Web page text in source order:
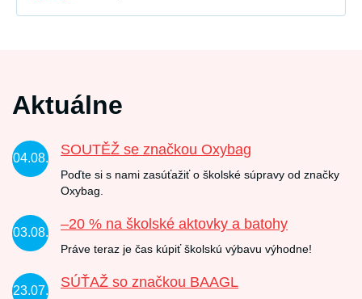
Aktuálne
04.08.
SOUTĚŽ se značkou Oxybag
Poďte si s nami zasúťažiť o školské súpravy od značky
Oxybag.
03.08.
–20 % na školské aktovky a batohy
Práve teraz je čas kúpiť školskú výbavu výhodne!
23.07.
SÚŤAŽ so značkou BAAGL